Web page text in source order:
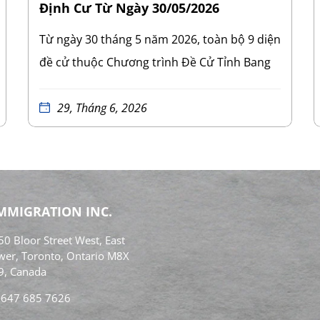
Định Cư Từ Ngày 30/05/2026
Từ ngày 30 tháng 5 năm 2026, toàn bộ 9 diện
đề cử thuộc Chương trình Đề Cử Tỉnh Bang
Program – OINP) đã bị xóa bỏ khỏi quy định
của tỉnh bang. Việc hủy bỏ này áp dụng cho
Ontario. Đây là đợt cải tổ mang tính bước
ngoặt và có quy mô lớn nhất của OINP kể từ
khi chương trình này được thành lập. 9 diện
định cư bị xóa bỏ bao gồm:
nước ngoài (The foreign worker category)
Diện du học sinh có việc làm (The
international student with a job offer
29, Tháng 6, 2026
INC.
Bloor Street West, East
Toronto, Ontario M8X
Canada
685 7626